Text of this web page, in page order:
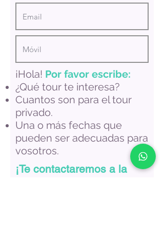
¡Hola! Por favor escribe:
¿Qué tour te interesa?
Cuantos son para el tour
privado.
Una o más fechas que
pueden ser adecuadas para
vosotros.
¡Te contactaremos a la